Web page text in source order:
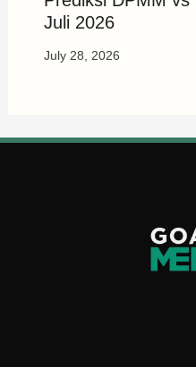
Juli 2026
July 28, 2026